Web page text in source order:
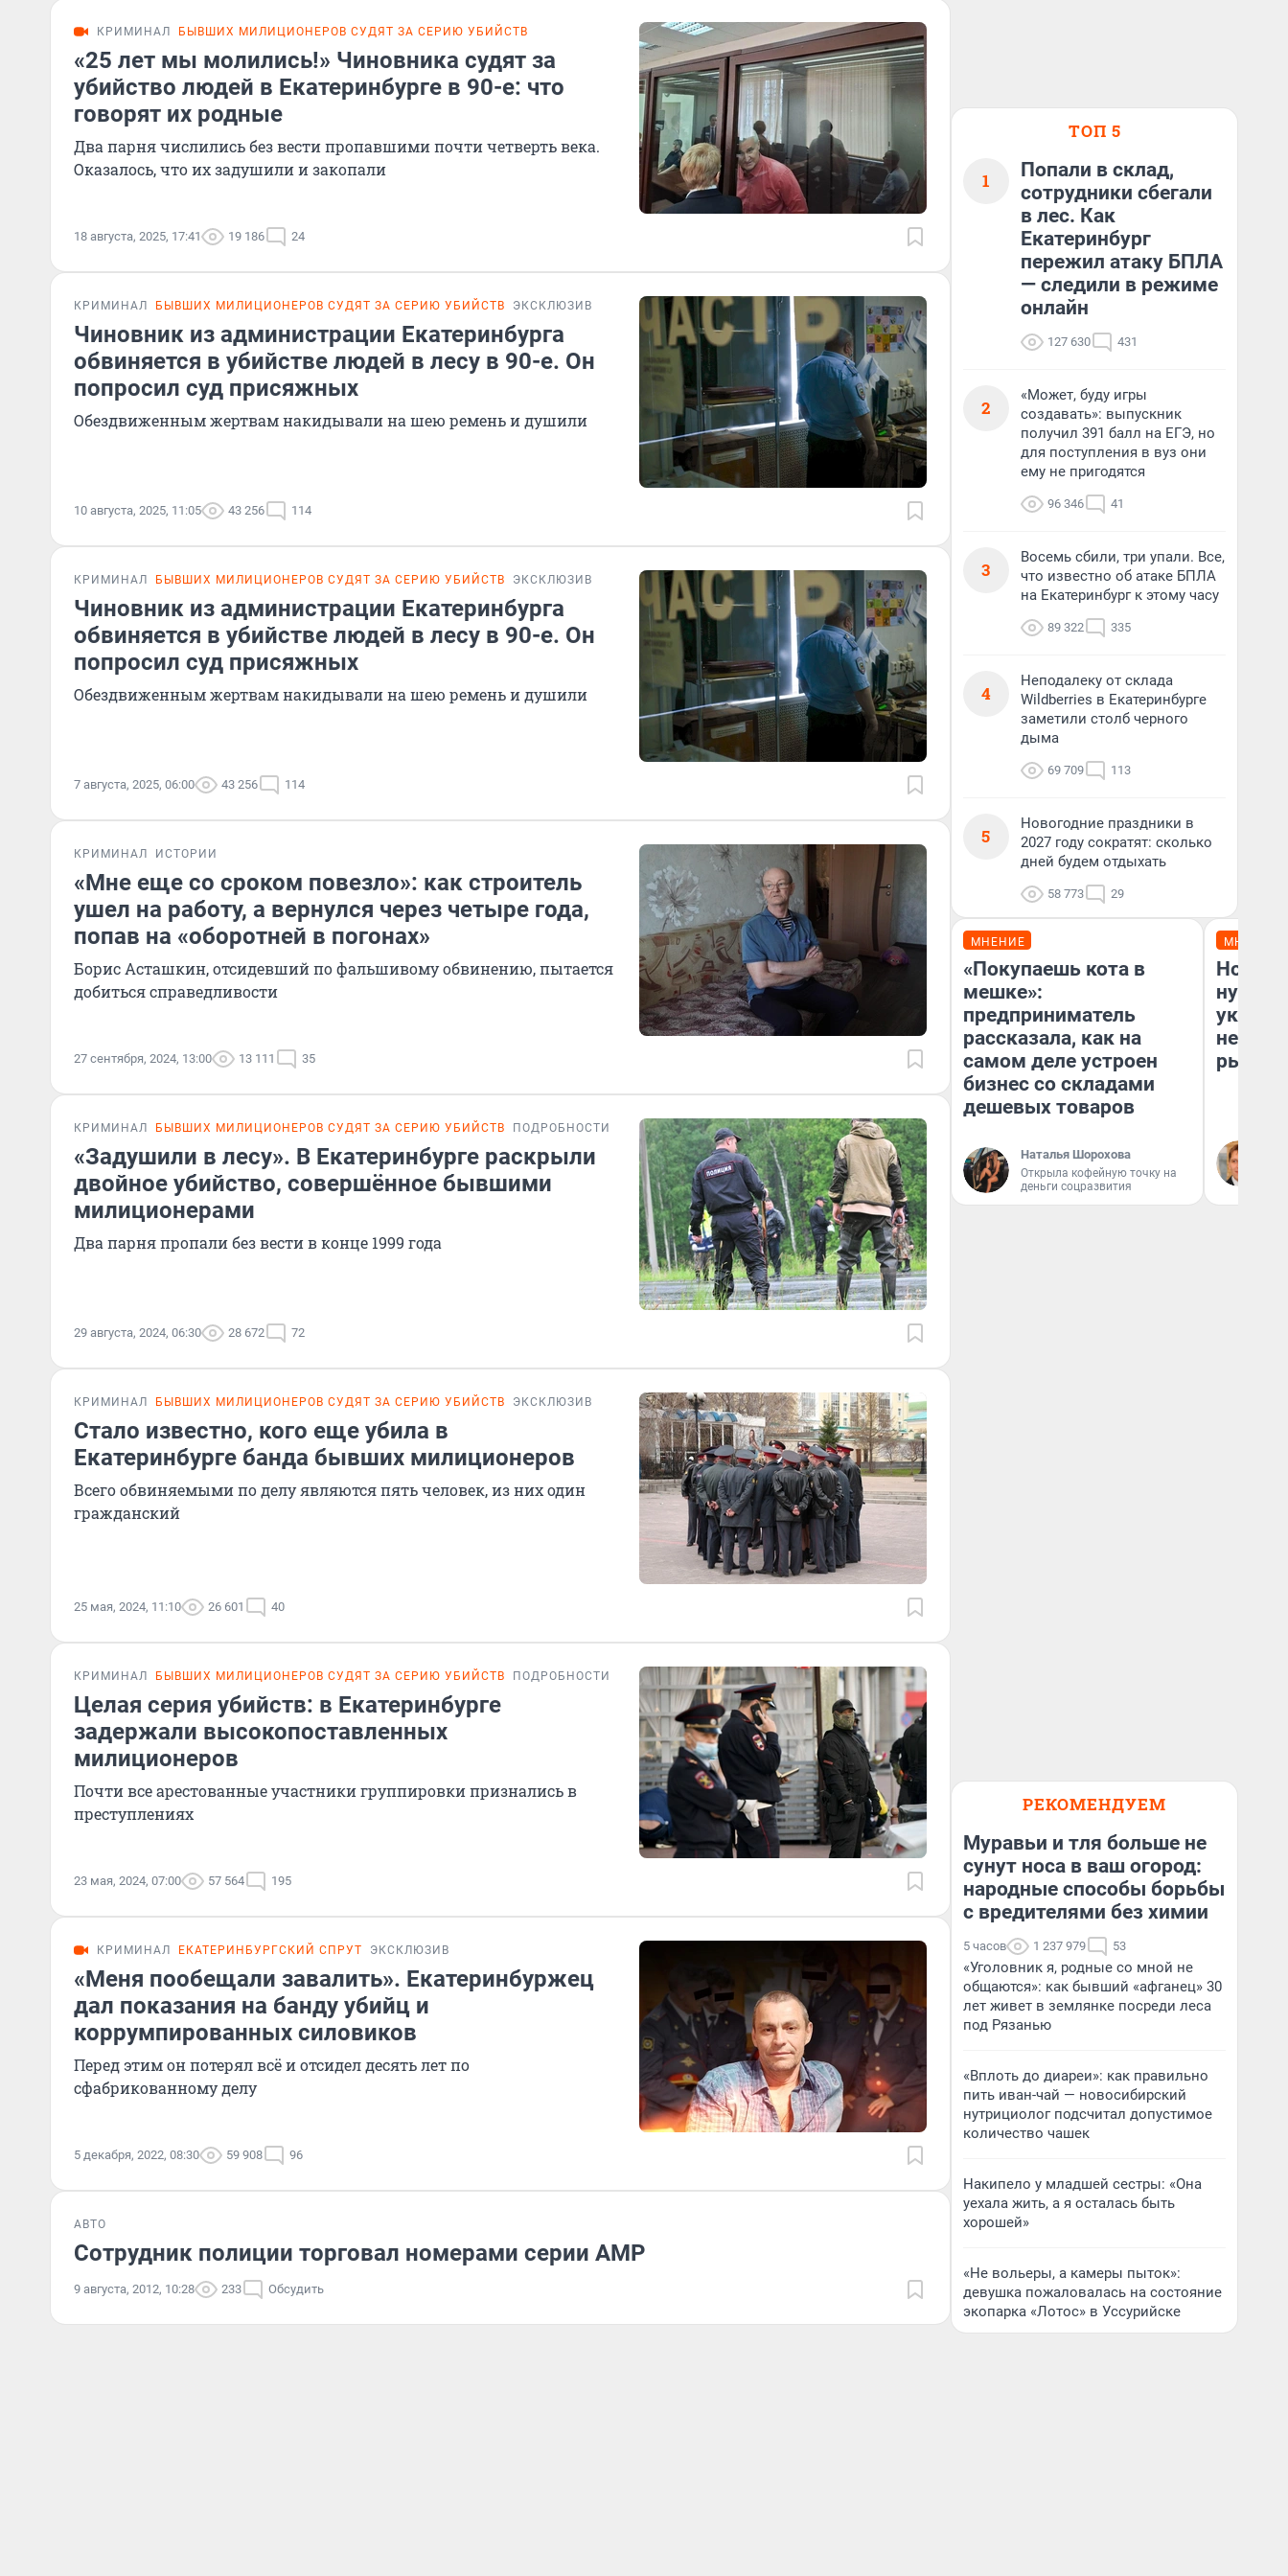
КРИМИНАЛ БЫВШИХ МИЛИЦИОНЕРОВ СУДЯТ ЗА СЕРИЮ УБИЙСТВ
«25 лет мы молились!» Чиновника судят за
убийство людей в Екатеринбурге в 90-е: что
говорят их родные
Два парня числились без вести пропавшими почти четверть века.
Оказалось, что их задушили и закопали
18 августа, 2025, 17:41 19 186 24
КРИМИНАЛ БЫВШИХ МИЛИЦИОНЕРОВ СУДЯТ ЗА СЕРИЮ УБИЙСТВ ЭКСКЛЮЗИВ
Чиновник из администрации Екатеринбурга
обвиняется в убийстве людей в лесу в 90-е. Он
попросил суд присяжных
Обездвиженным жертвам накидывали на шею ремень и душили
10 августа, 2025, 11:05 43 256 114
КРИМИНАЛ БЫВШИХ МИЛИЦИОНЕРОВ СУДЯТ ЗА СЕРИЮ УБИЙСТВ ЭКСКЛЮЗИВ
Чиновник из администрации Екатеринбурга
обвиняется в убийстве людей в лесу в 90-е. Он
попросил суд присяжных
Обездвиженным жертвам накидывали на шею ремень и душили
7 августа, 2025, 06:00 43 256 114
КРИМИНАЛ ИСТОРИИ
«Мне еще со сроком повезло»: как строитель
ушел на работу, а вернулся через четыре года,
попав на «оборотней в погонах»
Борис Асташкин, отсидевший по фальшивому обвинению, пытается
добиться справедливости
27 сентября, 2024, 13:00 13 111 35
КРИМИНАЛ БЫВШИХ МИЛИЦИОНЕРОВ СУДЯТ ЗА СЕРИЮ УБИЙСТВ ПОДРОБНОСТИ
«Задушили в лесу». В Екатеринбурге раскрыли
двойное убийство, совершённое бывшими
милиционерами
Два парня пропали без вести в конце 1999 года
29 августа, 2024, 06:30 28 672 72
КРИМИНАЛ БЫВШИХ МИЛИЦИОНЕРОВ СУДЯТ ЗА СЕРИЮ УБИЙСТВ ЭКСКЛЮЗИВ
Стало известно, кого еще убила в
Екатеринбурге банда бывших милиционеров
Всего обвиняемыми по делу являются пять человек, из них один
гражданский
25 мая, 2024, 11:10 26 601 40
КРИМИНАЛ БЫВШИХ МИЛИЦИОНЕРОВ СУДЯТ ЗА СЕРИЮ УБИЙСТВ ПОДРОБНОСТИ
Целая серия убийств: в Екатеринбурге
задержали высокопоставленных
милиционеров
Почти все арестованные участники группировки признались в
преступлениях
23 мая, 2024, 07:00 57 564 195
КРИМИНАЛ ЕКАТЕРИНБУРГСКИЙ СПРУТ ЭКСКЛЮЗИВ
«Меня пообещали завалить». Екатеринбуржец
дал показания на банду убийц и
коррумпированных силовиков
Перед этим он потерял всё и отсидел десять лет по
сфабрикованному делу
5 декабря, 2022, 08:30 59 908 96
АВТО
Сотрудник полиции торговал номерами серии АМР
9 августа, 2012, 10:28 233 Обсудить
ТОП 5
1
Попали в склад,
сотрудники сбегали
в лес. Как
Екатеринбург
пережил атаку БПЛА
— следили в режиме
онлайн
127 630 431
2
«Может, буду игры
создавать»: выпускник
получил 391 балл на ЕГЭ, но
для поступления в вуз они
ему не пригодятся
96 346 41
3
Восемь сбили, три упали. Все,
что известно об атаке БПЛА
на Екатеринбург к этому часу
89 322 335
4
Неподалеку от склада
Wildberries в Екатеринбурге
заметили столб черного
дыма
69 709 113
5
Новогодние праздники в
2027 году сократят: сколько
дней будем отдыхать
58 773 29
МНЕНИЕ
«Покупаешь кота в
мешке»:
предприниматель
рассказала, как на
самом деле устроен
бизнес со складами
дешевых товаров
Наталья Шорохова
Открыла кофейную точку на
деньги соцразвития
МНЕНИЕ
указал
рынка
РЕКОМЕНДУЕМ
Муравьи и тля больше не
сунут носа в ваш огород:
народные способы борьбы
с вредителями без химии
5 часов 1 237 979 53
«Уголовник я, родные со мной не
общаются»: как бывший «афганец» 30
лет живет в землянке посреди леса
под Рязанью
«Вплоть до диареи»: как правильно
пить иван-чай — новосибирский
нутрициолог подсчитал допустимое
количество чашек
Накипело у младшей сестры: «Она
уехала жить, а я осталась быть
хорошей»
«Не вольеры, а камеры пыток»:
девушка пожаловалась на состояние
экопарка «Лотос» в Уссурийске